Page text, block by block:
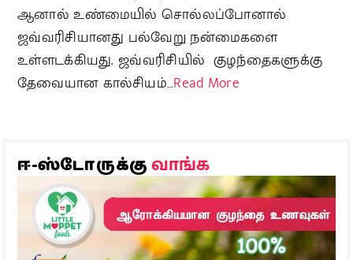
ஆனால் உண்மையில் சொல்லப்போனால்
ஜவ்வரிசியானது பல்வேறு நன்மைகளை
உள்ளடக்கியது. ஜவ்வரிசியில் குழந்தைகளுக்கு
தேவையான கால்சியம்…Read More
ஈ-ஸ்டோருக்குவாங்க